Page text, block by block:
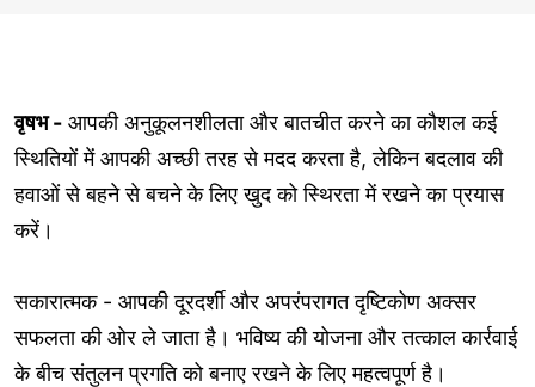
वृषभ - आपकी अनुकूलनशीलता और बातचीत करने का कौशल कई
स्थितियों में आपकी अच्छी तरह से मदद करता है, लेकिन बदलाव की
हवाओं से बहने से बचने के लिए खुद को स्थिरता में रखने का प्रयास
करें।
सकारात्मक - आपकी दूरदर्शी और अपरंपरागत दृष्टिकोण अक्सर
सफलता की ओर ले जाता है। भविष्य की योजना और तत्काल कार्रवाई
के बीच संतुलन प्रगति को बनाए रखने के लिए महत्वपूर्ण है।